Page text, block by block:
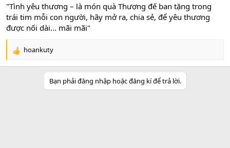
"Tình yêu thương – là món quà Thượng đế ban tặng trong
trái tim mỗi con người, hãy mở ra, chia sẻ, để yêu thương
được nối dài... mãi mãi"
R
hoankuty
Bạn phải đăng nhập hoặc đăng kí để trả lời.